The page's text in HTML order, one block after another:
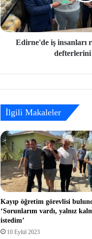
Edirne'de iş insanları
defterlerini
İlgili Makaleler
Kayıp öğretim görevlisi
‘Sorunlarım vardı, yalnız
istedim’
10 Eylül 2023